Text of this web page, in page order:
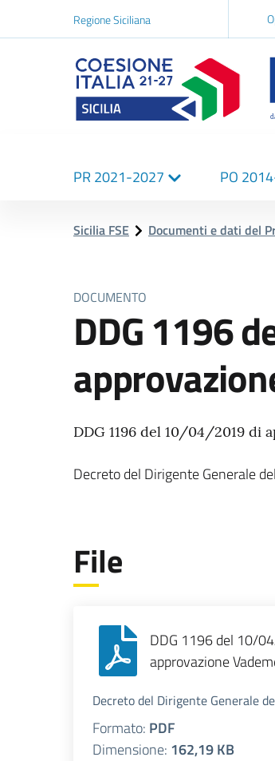
Regione Siciliana
Logo Sicilia
Navigazione
principale
PR 2021-2027 PO
Sicilia FSE Documenti e dati del
DOCUMENTO
DDG 1196
DDG 1196 del 10/04/2019 di
Decreto del Dirigente Generaledel
File
DDG 1196 del 10/
approvazione
Decreto del Dirigente Generale
Formato: PDF
Dimensione: 162,19 KB